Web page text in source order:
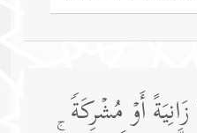
أَوۡ مُشۡرِكَةࣰ